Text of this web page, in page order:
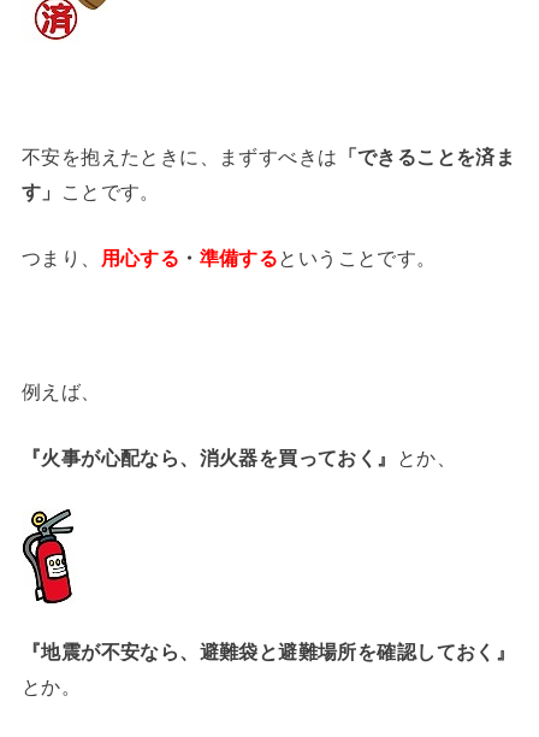
不安を抱えたときに、まずすべきは 「できることを済ま
す」
ことです。
つまり、 用心する ・ 準備するということです。
例えば、
『火事が心配なら、消火器を買っておく』 とか、
『地震が不安なら、避難袋と避難場所を確認しておく』
とか。